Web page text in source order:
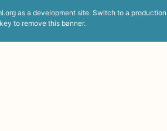
as a development site. Switch to a production
to remove this banner.